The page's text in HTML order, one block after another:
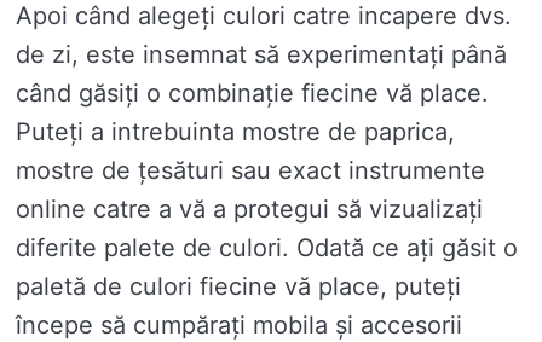
Apoi când alegeți culori catre incapere dvs.
de zi, este insemnat să experimentați până
când găsiți o combinație fiecine vă place.
Puteți a intrebuinta mostre de paprica,
mostre de țesături sau exact instrumente
online catre a vă a protegui să vizualizați
diferite palete de culori. Odată ce ați găsit o
paletă de culori fiecine vă place, puteți
începe să cumpărați mobila și accesorii